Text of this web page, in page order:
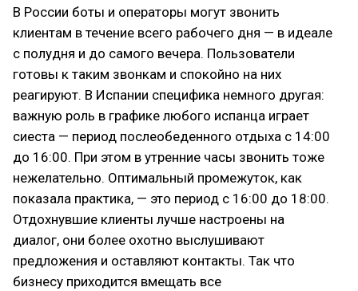
В России боты и операторы могут звонить
клиентам в течение всего рабочего дня — в идеале
с полудня и до самого вечера. Пользователи
готовы к таким звонкам и спокойно на них
реагируют. В Испании специфика немного другая:
важную роль в графике любого испанца играет
сиеста — период послеобеденного отдыха с 14:00
до 16:00. При этом в утренние часы звонить тоже
нежелательно. Оптимальный промежуток, как
показала практика, — это период с 16:00 до 18:00.
Отдохнувшие клиенты лучше настроены на
диалог, они более охотно выслушивают
предложения и оставляют контакты. Так что
бизнесу приходится вмещать все